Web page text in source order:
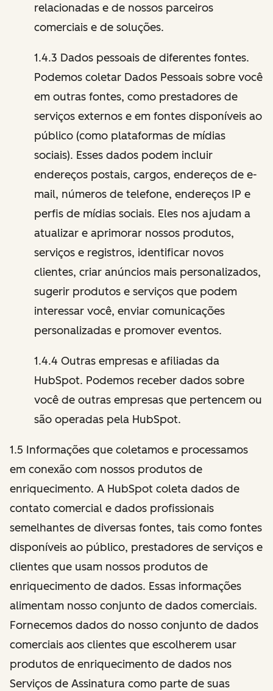
relacionadas e de nossos parceiros
comerciais e de soluções.
1.4.3 Dados pessoais de diferentes fontes.
Podemos coletar Dados Pessoais sobre você
em outras fontes, como prestadores de
serviços externos e em fontes disponíveis ao
público (como plataformas de mídias
sociais). Esses dados podem incluir
endereços postais, cargos, endereços de e-
mail, números de telefone, endereços IP e
perfis de mídias sociais. Eles nos ajudam a
atualizar e aprimorar nossos produtos,
serviços e registros, identificar novos
clientes, criar anúncios mais personalizados,
sugerir produtos e serviços que podem
interessar você, enviar comunicações
personalizadas e promover eventos.
1.4.4 Outras empresas e afiliadas da
HubSpot. Podemos receber dados sobre
você de outras empresas que pertencem ou
são operadas pela HubSpot.
1.5 Informações que coletamos e processamos
em conexão com nossos produtos de
enriquecimento. A HubSpot coleta dados de
contato comercial e dados profissionais
semelhantes de diversas fontes, tais como fontes
disponíveis ao público, prestadores de serviços e
clientes que usam nossos produtos de
enriquecimento de dados. Essas informações
alimentam nosso conjunto de dados comerciais.
Fornecemos dados do nosso conjunto de dados
comerciais aos clientes que escolherem usar
produtos de enriquecimento de dados nos
Serviços de Assinatura como parte de suas